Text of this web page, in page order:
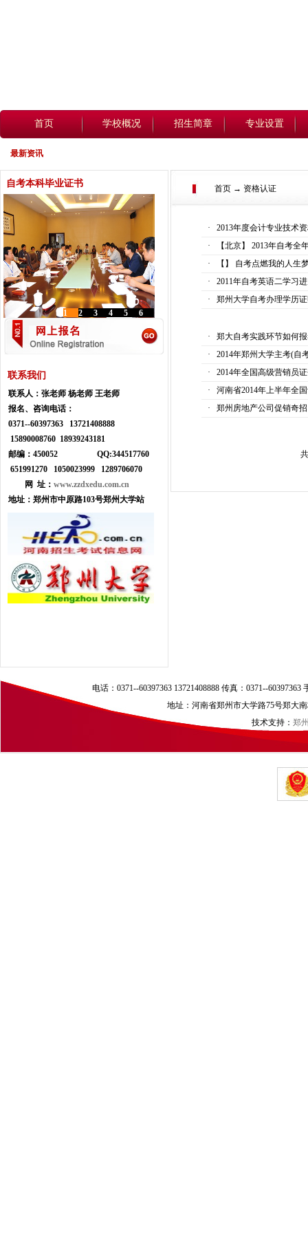
首页 学校概况 招生简章 专业设置
最新资讯
自考本科毕业证书
6
5
4
3
2
1
联系我们
联系人： 张老师 杨老师 王老师
报名、咨询电话：
0371--60397363 13721408888
15890008760 18939243181
邮编：450052 QQ:344517760
651991270 1050023999
1289706070
网 址： www.zzdxedu.com.cn
地址： 郑州市中原路103号郑州大学站
首页 → 资格认证
·
2013年度会计专业技术
·
【北京】 2013年自考全
·
【】 自考点燃我的人生
·
2011年自考英语二学习
·
郑州大学自考办理学历
·
郑大自考实践环节如何
·
2014年郑州大学主考(自
·
2014年全国高级营销员
·
河南省2014年上半年全
·
郑州房地产公司促销奇
电话：0371--60397363 13721408888 传真：0371--
地址：河南省郑州市大学路75号郑大
技术支持： 郑